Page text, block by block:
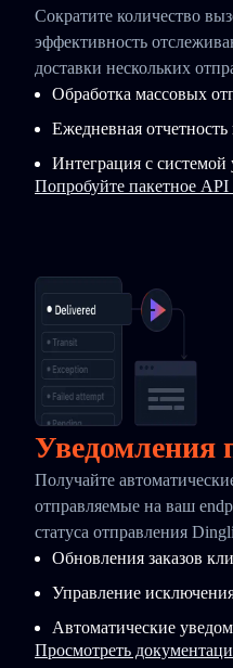
Сократите количество
эффективность
доставки нескольких
Обработка массовых
Ежедневная отчетность
Интеграция с системой
Попробуйте пакетное API
Уведомления
Получайте
отправляемые на ваш
статуса отправления
Обновления заказов
Управление
Автоматические
Просмотреть